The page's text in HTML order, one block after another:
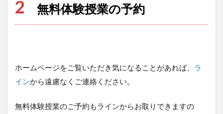
2 無料体験授業の予約
ホームページをご覧いただき気になることがあれば、 ラ
インから遠慮なくご連絡ください。
無料体験授業のご予約もラインからお取りできますの